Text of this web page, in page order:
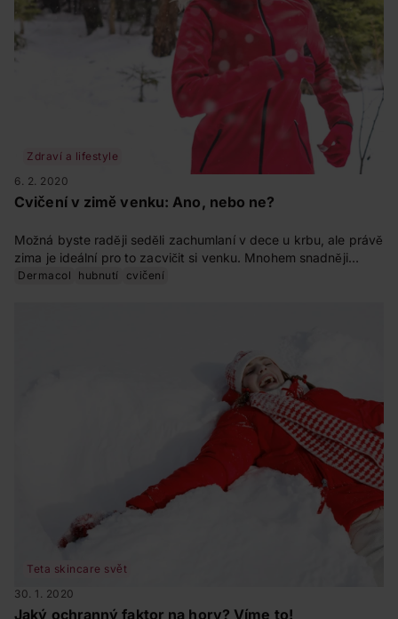
Zdraví a lifestyle
6. 2. 2020
Cvičení v zimě venku: Ano, nebo ne?
Možná byste raději seděli zachumlaní v dece u krbu, ale právě
zima je ideální pro to zacvičit si venku. Mnohem snadněji
dosáhnete svých cílů, a navíc ještě podpoříte imunitu. Jen je
Dermacol hubnutí cvičení
Teta skincare svět
30. 1. 2020
Jaký ochranný faktor na hory? Víme to!